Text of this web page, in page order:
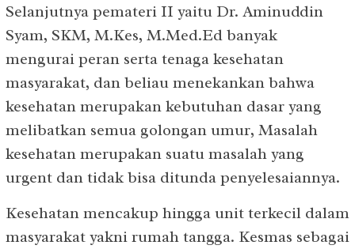
Selanjutnya pemateri II yaitu Dr. Aminuddin
Syam, SKM, M.Kes, M.Med.Ed banyak
mengurai peran serta tenaga kesehatan
masyarakat, dan beliau menekankan bahwa
kesehatan merupakan kebutuhan dasar yang
melibatkan semua golongan umur, Masalah
kesehatan merupakan suatu masalah yang
urgent dan tidak bisa ditunda penyelesaiannya.
Kesehatan mencakup hingga unit terkecil dalam
masyarakat yakni rumah tangga. Kesmas sebagai